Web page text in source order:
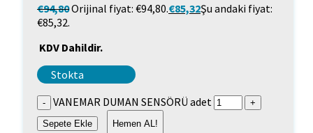
€94,80Orijinal fiyat: €94,80.€85,32Şu andaki fiyat:
€85,32.
KDV Dahildir.
Stokta
VANEMAR DUMAN SENSÖRÜ adet
Sepete Ekle Hemen AL!